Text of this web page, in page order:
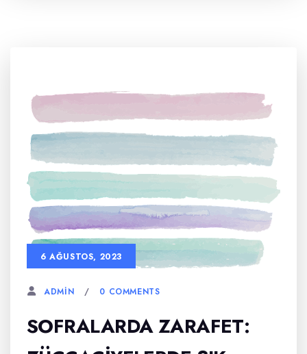
6 AĞUSTOS, 2023
ADMIN 0 COMMENTS
SOFRALARDA ZARAFET: